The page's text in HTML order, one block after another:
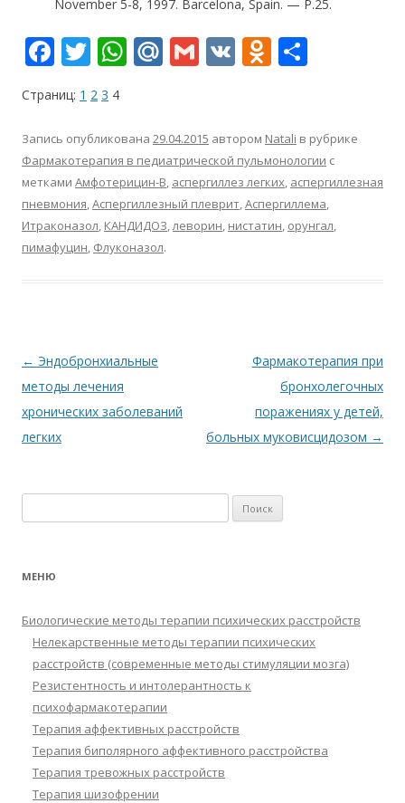
November 5-8, 1997. Barcelona, Spain. — P.25.
F
ac
e
b
o
o
k
T
w
itt
er
W
s
A
p
p
M
R
u
G
l
V O
o
kl
as
s
р
а
в
и
Страниц: 1 2 3 4
Запись опубликована 29.04.2015 автором Natali в рубрике
Фармакотерапия в педиатрической пульмонологии с
метками Амфотерицин-В, аспергиллез легких, аспергиллезная
пневмония,Аспергиллезный плеврит,Аспергиллема,
Итраконазол, КАНДИДОЗ,леворин, нистатин, орунгал,
пимафуцин, Флуконазол.
Навигация
по
записям
← Эндобронхиальные
методы лечения
хронических заболеваний
легких
Фармакотерапия при
бронхолегочных
поражениях у детей,
больных муковисцидозом →
МЕНЮ
Биологические методы терапии психических расстройств
Нелекарственные методы терапии психических
расстройств (современные методы стимуляции мозга)
Резистентность и интолерантность к
психофармакотерапии
Терапия аффективных расстройств
Терапия биполярного аффективного расстройства
Терапия тревожных расстройств
Терапия шизофрении